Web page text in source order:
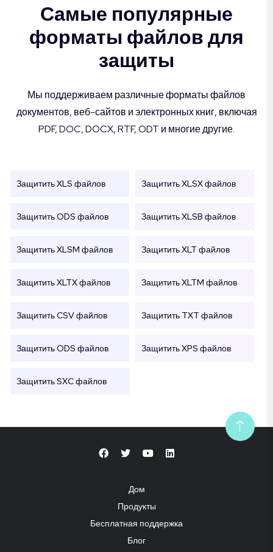
Самые популярные
форматы файлов для
защиты
Мы поддерживаем различные форматы файлов
документов, веб-сайтов и электронных книг, включая
PDF, DOC, DOCX, RTF, ODT и многие другие.
Защитить XLS файлов Защитить XLSX файлов
Защитить ODS файлов Защитить XLSB файлов
Защитить XLSM файлов Защитить XLT файлов
Защитить XLTX файлов Защитить XLTM файлов
Защитить CSV файлов Защитить TXT файлов
Защитить ODS файлов Защитить XPS файлов
Защитить SXC файлов
Дом
Продукты
Бесплатная поддержка
Блог